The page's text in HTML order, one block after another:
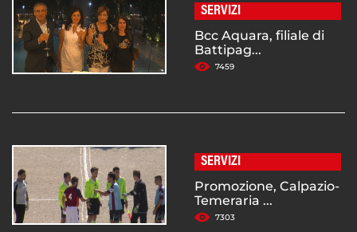
SERVIZI
Bcc Aquara, filiale di
Battipag...
7459
SERVIZI
Promozione, Calpazio-
Temeraria ...
7303